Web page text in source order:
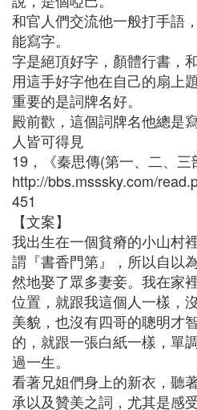
和官人們交流他一般打手語
能寫字。
字是絕頂好字，顏體行書，
用這手好字他在自己的扇上
重要的是詞牌名好。
殿前歡，這個詞牌名他總是
人皆可得見
19，《秦思傳(第一、二、三
http://bbs.msssky.com/
451
【文案】
我出生在一個貧瘠的小山村
謂『書香門第』，所以自以
然地娶了眾多妻妾。我在家
位置，就跟我這個人一樣，
美貌，也沒有四哥的聰明才
的，就跟一張白紙一樣，單
過一生。
看著兄姐們身上的新衣，聽
承以及贊美之詞，尤其是感